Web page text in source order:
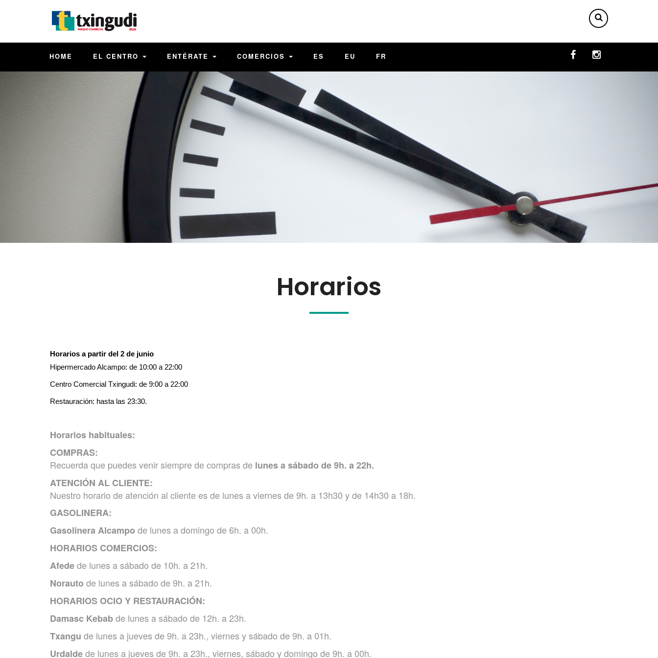
HOME EL CENTRO ENTÉRATE COMERCIOS ES EU FR
Horarios
Horarios a partir del 2 de junio
Hipermercado Alcampo: de 10:00 a 22:00
Centro Comercial Txingudi: de 9:00 a 22:00
Restauración: hasta las 23:30.
Horarios habituales:
COMPRAS:
Recuerda que puedes venir siempre de compras de lunes a sábado de 9h. a 22h.
ATENCIÓN AL CLIENTE:
Nuestro horario de atención al cliente es de lunes a viernes de 9h. a 13h30 y de 14h30 a 18h.
GASOLINERA:
Gasolinera Alcampo de lunes a domingo de 6h. a 00h.
HORARIOS COMERCIOS:
Afedede lunes a sábado de 10h. a 21h.
Norauto de lunes a sábado de 9h. a 21h.
HORARIOS OCIO Y RESTAURACIÓN:
Damasc Kebabde lunes a sábado de 12h. a 23h.
Txangu de lunes a jueves de 9h. a 23h., viernes y sábado de 9h. a 01h.
Urdaldede lunes a jueves de 9h. a 23h., viernes, sábado y domingo de 9h. a 00h.